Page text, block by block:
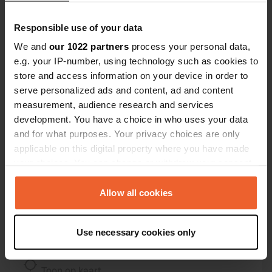
Responsible use of your data
We and our 1022 partners process your personal data,
e.g. your IP-number, using technology such as cookies to
store and access information on your device in order to
serve personalized ads and content, ad and content
measurement, audience research and services
development. You have a choice in who uses your data
and for what purposes. Your privacy choices are only
applicable on this digital property where you have made
any time from the Cookie Declaration or by clicking on
the Privacy trigger icon.
Collect information about your geographical location
which can be accurate to within several meters
Allow all cookies
Use necessary cookies only
Locatie
D309
71960, Berzé-le-Châtel, Frankrijk
Kopiëren
Coördinaten
46° 23' 15" N 4° 41' 24" E
46.38755 4.69008
Kopiëren
Upgrade naarPRO+ PRO+